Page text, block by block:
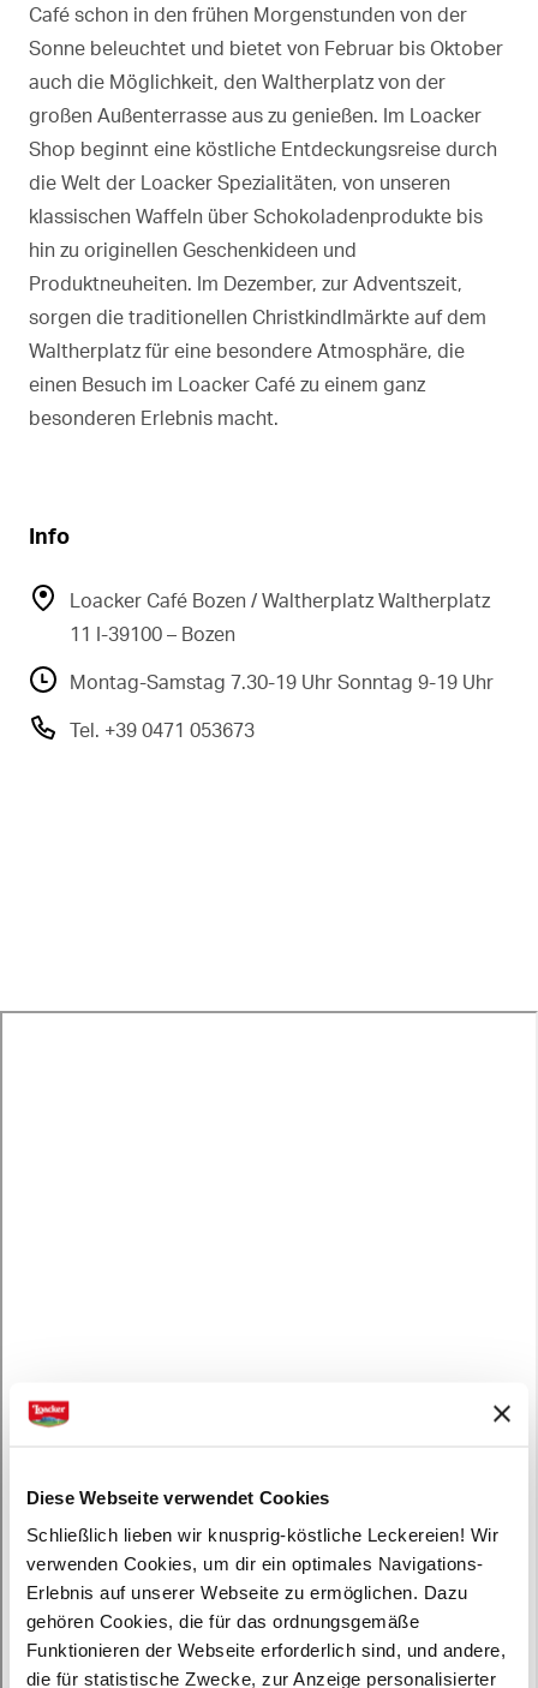
Diese Webseite verwendet Cookies
Schließlich lieben wir knusprig-köstliche Leckereien! Wir
verwenden Cookies, um dir ein optimales Navigations-
Erlebnis auf unserer Webseite zu ermöglichen. Dazu
gehören Cookies, die für das ordnungsgemäße
Funktionieren der Webseite erforderlich sind, und andere,
die für statistische Zwecke, zur Anzeige personalisierter
Café schon in den frühen Morgenstunden von der
Sonne beleuchtet und bietet von Februar bis Oktober
auch die Möglichkeit, den Waltherplatz von der
großen Außenterrasse aus zu genießen. Im Loacker
Shop beginnt eine köstliche Entdeckungsreise durch
die Welt der Loacker Spezialitäten, von unseren
klassischen Waffeln über Schokoladenprodukte bis
hin zu originellen Geschenkideen und
Produktneuheiten. Im Dezember, zur Adventszeit,
sorgen die traditionellen Christkindlmärkte auf dem
Waltherplatz für eine besondere Atmosphäre, die
einen Besuch im Loacker Café zu einem ganz
besonderen Erlebnis macht.
Info
Loacker Café Bozen / Waltherplatz Waltherplatz
11 I-39100 – Bozen
Montag-Samstag 7.30-19 Uhr Sonntag 9-19 Uhr
Tel. +39 0471 053673